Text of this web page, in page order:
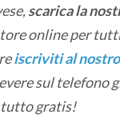
scarica la
onlineper
iscriviti al
sul telefono
tutto gratis!